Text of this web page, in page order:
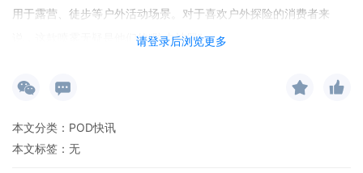
请登录后浏览更多
用于露营、徒步等户外活动场景。对于喜欢户外探险的消费者来
说，这款喷雾无疑是他们的“防虫神器”。
美元，销量超9万件。该套装配备360度旋转刷头及刮水刷，便于清
美国家居芳疗品牌Body Restore的淋浴香氛片排名第三，月销约
本文分类： POD快讯
本文标签：无